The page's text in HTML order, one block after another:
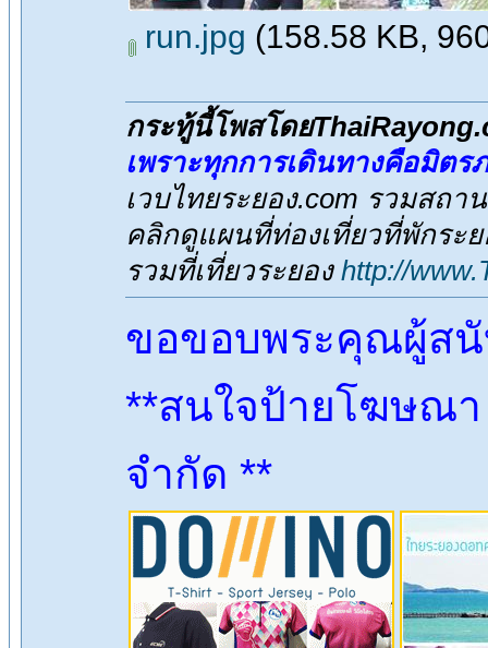
run.jpg (158.58 KB,
กระทู้นี้โพสโดย
เพราะทุกการเดินทางคือมิตร
เวบไทยระยอง.com รวมสถ
คลิกดูแผนที่ท่องเที่ยวที่พักระ
รวมที่เที่ยวระยอง http://
ขอขอบพระคุณผู้สนั
**สนใจป้ายโฆษณ
จำกัด **